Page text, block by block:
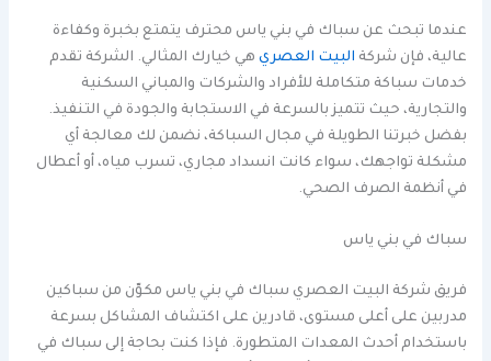
عندما تبحث عن سباك في بني ياس محترف يتمتع بخبرة وكفاءة
عالية، فإن شركة البيت العصري هي خيارك المثالي. الشركة تقدم
خدمات سباكة متكاملة للأفراد والشركات والمباني السكنية
والتجارية، حيث تتميز بالسرعة في الاستجابة والجودة في التنفيذ.
بفضل خبرتنا الطويلة في مجال السباكة، نضمن لك معالجة أي
مشكلة تواجهك، سواء كانت انسداد مجاري، تسرب مياه، أو أعطال
في أنظمة الصرف الصحي.
سباك في بني ياس
فريق شركة البيت العصري سباك في بني ياس مكوّن من سباكين
مدربين على أعلى مستوى، قادرين على اكتشاف المشاكل بسرعة
باستخدام أحدث المعدات المتطورة. فإذا كنت بحاجة إلى سباك في